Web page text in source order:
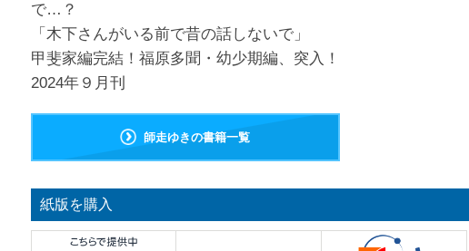
で…？
「木下さんがいる前で昔の話しないで」
甲斐家編完結！福原多聞・幼少期編、突入！
2024年９月刊
師走ゆきの書籍一覧
紙版を購入